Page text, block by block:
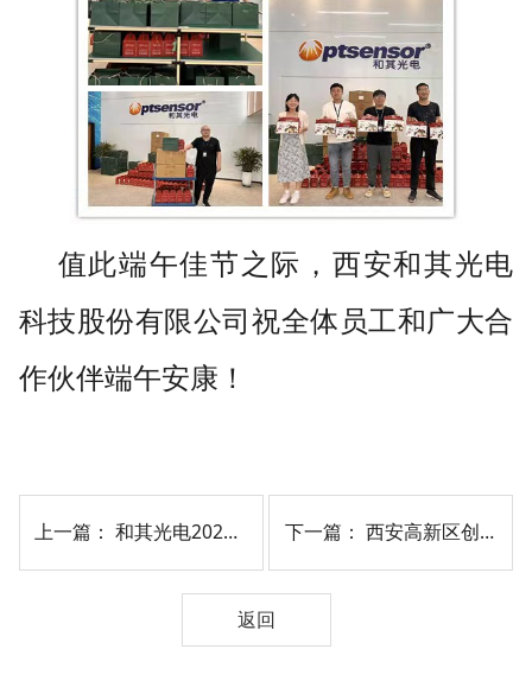
值此端午佳节之际，西安和其光电
科技股份有限公司祝全体员工和广大合
作伙伴端午安康！
上一篇：和其光电2022年高山草甸一日游活动圆满成功 下一篇： 西安高新区创业园发展中心：荣获电工科技大奖！高新区企业再展创新技术核心能力
返回